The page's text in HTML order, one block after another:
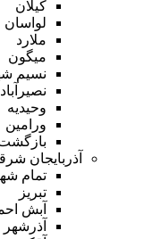
کیلان
لواسان
ملارد
میگون
نسیم
نصیرآباد
وحیدیه
ورامین
آذربایجان
تمام
تبریز
آبش
آذرشهر